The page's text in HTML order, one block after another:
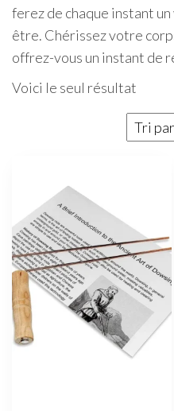
ferez de chaque instant
être. Chérissez votre
offrez-vous un instant de
Voici le seul résultat